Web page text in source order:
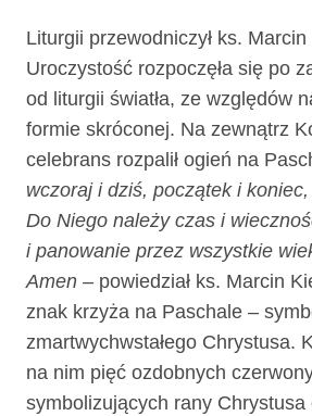
Liturgii przewodniczył ks.
Uroczystość rozpoczęła się po
od liturgii światła, ze względów
formie skróconej. Na zewnątrz
celebrans rozpalił ogień na
wczoraj i dziś, początek i
Do Niego należy czas i
i panowanie przez wszystkie
Amen – powiedział ks. Marcin
znak krzyża na Paschale –
zmartwychwstałego Chrystusa.
na nim pięć ozdobnych
symbolizujących rany Chrystusa